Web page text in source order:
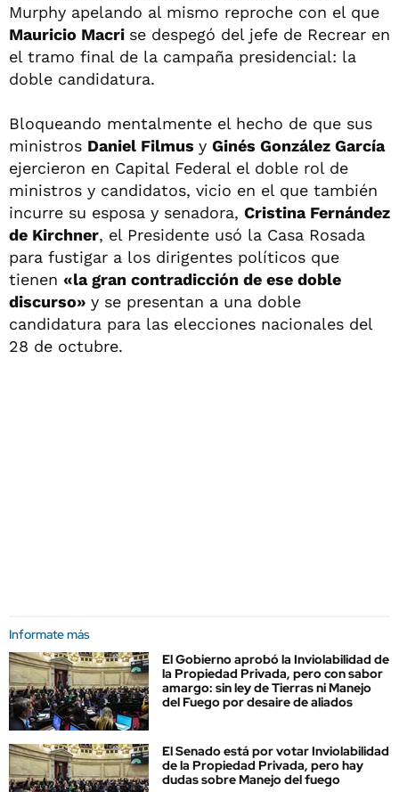
Murphy apelando al mismo reproche con el que
Mauricio Macri se despegó del jefe de Recrear en
el tramo final de la campaña presidencial: la
doble candidatura.
Bloqueando mentalmente el hecho de que sus
ministros Daniel Filmus y Ginés González García
ejercieron en Capital Federal el doble rol de
ministros y candidatos, vicio en el que también
incurre su esposa y senadora, Cristina Fernández
de Kirchner, el Presidente usó la Casa Rosada
para fustigar a los dirigentes políticos que
tienen «la gran contradicción de ese doble
discurso» y se presentan a una doble
candidatura para las elecciones nacionales del
28 de octubre.
Informate más
El Gobierno aprobó la Inviolabilidad de
la Propiedad Privada, pero con sabor
amargo: sin ley de Tierras ni Manejo
del Fuego por desaire de aliados
El Senado está por votar Inviolabilidad
de la Propiedad Privada, pero hay
dudas sobre Manejo del fuego